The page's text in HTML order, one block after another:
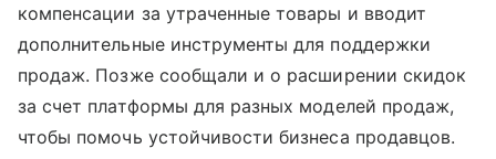
компенсации за утраченные товары и вводит
дополнительные инструменты для поддержки
продаж. Позже сообщали и о расширении скидок
за счет платформы для разных моделей продаж,
чтобы помочь устойчивости бизнеса продавцов.